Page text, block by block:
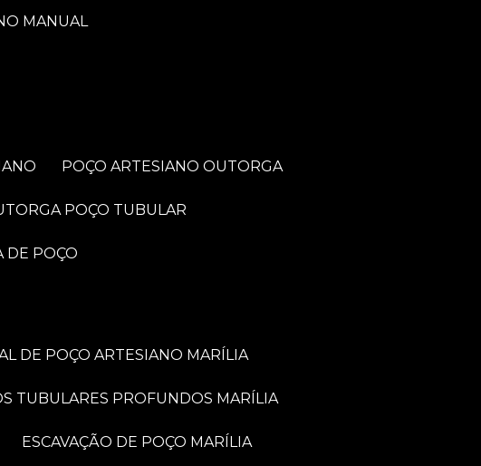
MANUAL
POÇO ARTESIANO OUTORGA
POÇO TUBULAR
DE POÇO
DE POÇO ARTESIANO MARÍLIA
TUBULARES PROFUNDOS MARÍLIA
ESCAVAÇÃO DE POÇO MARÍLIA